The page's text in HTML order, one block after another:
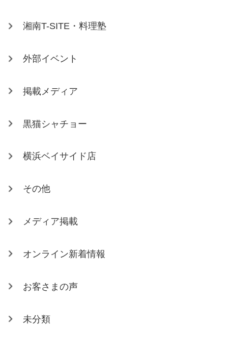
湘南T-SITE・料理塾
外部イベント
掲載メディア
黒猫シャチョー
横浜ベイサイド店
その他
メディア掲載
オンライン新着情報
お客さまの声
未分類